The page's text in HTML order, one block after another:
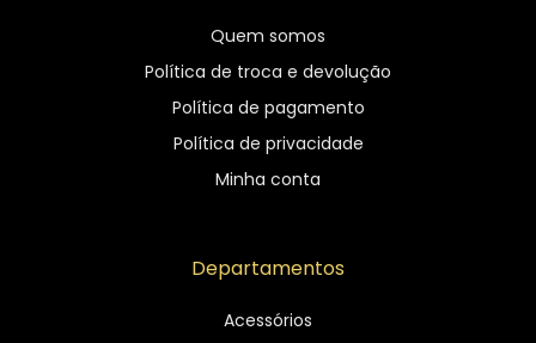
Quem somos
Política de troca e devolução
Política de pagamento
Política de privacidade
Minha conta
Departamentos
Acessórios